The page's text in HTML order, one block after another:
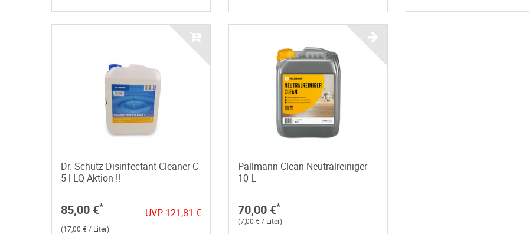
Dr. Schutz Disinfectant Cleaner C
5 l LQ Aktion !!
85,00 €*
UVP 121,81 €
(17,00 € / Liter)
Pallmann Clean Neutralreiniger
10 L
70,00 €*
(7,00 € / Liter)